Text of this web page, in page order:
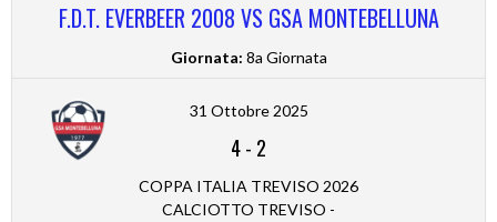
F.D.T. EVERBEER 2008 VS GSA MONTEBELLUNA
Giornata: 8a Giornata
31 Ottobre 2025
4- 2
COPPA ITALIA TREVISO 2026
CALCIOTTO TREVISO -